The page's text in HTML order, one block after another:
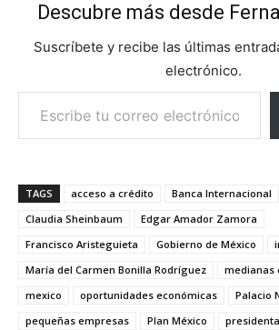
Descubre más desde
Suscríbete y recibe las últimas
electrónico.
Escribe tu correo electrónico…
TAGS acceso a crédito
Banca Internacional
Claudia Sheinbaum
Edgar Amador Zamora
Francisco Aristeguieta
Gobierno de México
María del Carmen Bonilla Rodríguez
medianas
mexico
oportunidades económicas
Palacio
pequeñas empresas
Plan México